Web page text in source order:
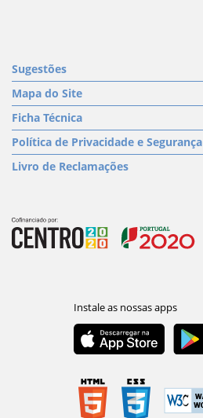
Sugestões
Mapa do Site
Ficha Técnica
Política de Privacidade e Segurança
Livro de Reclamações